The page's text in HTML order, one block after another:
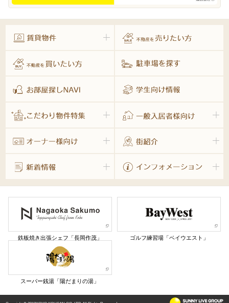
鉄板焼き出張シェフ「長岡作茂」 ゴルフ練習場「ベイウエスト」
スーパー銭湯「陽だまりの湯」